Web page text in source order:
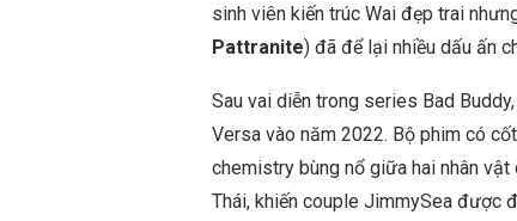
sinh viên kiến trúc Wai đẹp trai
Pattranite) đã để lại nhiều dấu ấn
Sau vai diễn trong series Bad
Versa vào năm 2022. Bộ phim có
chemistry bùng nổ giữa hai nhân
Thái, khiến couple JimmySea được